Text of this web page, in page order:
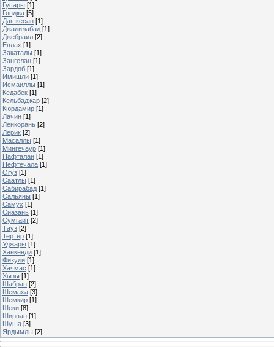
Гусары [1]
Гянджа [5]
Дашкесан [1]
Джалилабад [1]
Джебраил [2]
Евлах [1]
Закаталы [1]
Зангелан [1]
Зардоб [1]
Имишли [1]
Исмаиллы [1]
Кедабек [1]
Кельбаджар [2]
Кюрдамир [1]
Лачин [1]
Ленкорань [2]
Лерик [2]
Масаллы [1]
Мингечаур [1]
Нафталан [1]
Нефтечала [1]
Огуз [1]
Саатлы [1]
Сабирабад [1]
Сальяны [1]
Самух [1]
Сиазань [1]
Сумгаит [2]
Тауз [2]
Тертер [1]
Уджары [1]
Ханкенди [1]
Физули [1]
Хачмас [1]
Хызы [1]
Шабран [2]
Шемаха [3]
Шeмкир [1]
Шеки [8]
Ширван [1]
Шуша [3]
Ярдымлы [2]